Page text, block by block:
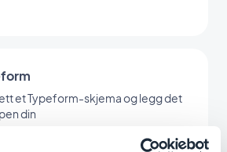
et Typeform-skjema og legg det
din